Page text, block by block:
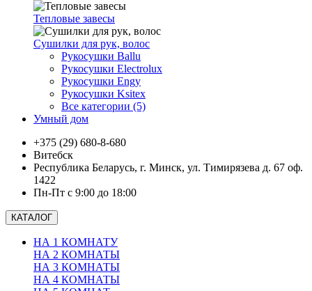
Тепловые завесы
Сушилки для рук, волоc
Рукосушки Ballu
Рукосушки Electrolux
Рукосушки Engy
Рукосушки Ksitex
Все категории (5)
Умный дом
+375 (29) 680-8-680
Витебск
Республика Беларусь, г. Минск, ул. Тимирязева д. 67 оф.
1422
Пн-Пт с 9:00 до 18:00
КАТАЛОГ
НА 1 КОМНАТУ
НА 2 КОМНАТЫ
НА 3 КОМНАТЫ
НА 4 КОМНАТЫ